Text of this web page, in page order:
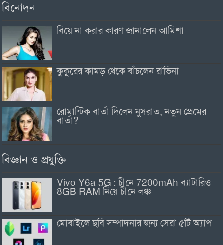
বিনোদন
বিয়ে না করার কারণ জানালেন আমিশা
কুকুরের কামড় থেকে বাঁচলেন রাভিনা
রোমান্টিক বার্তা দিলেন নুসরাত, নতুন প্রেমের
বার্তা?
বিজ্ঞান ও প্রযুক্তি
Vivo Y6a 5G : চীনে 7200mAh ব্যাটারিও
8GB RAM নিয়ে চীনে লঞ্চ
মোবাইলে ছবি সম্পাদনার জন্য সেরা ৫টি অ্যাপ